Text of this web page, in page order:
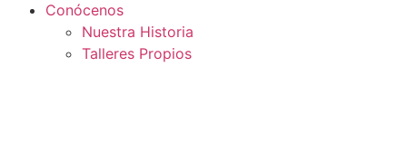
Conócenos
Nuestra Historia
Talleres Propios